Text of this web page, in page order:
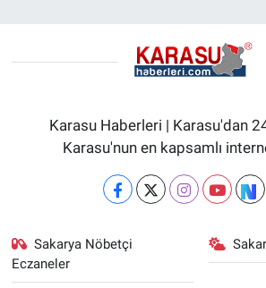
Karasu Haberleri | Karasu'dan
Karasu'nun en kapsamlı
Sakarya Nöbetçi
Eczaneler